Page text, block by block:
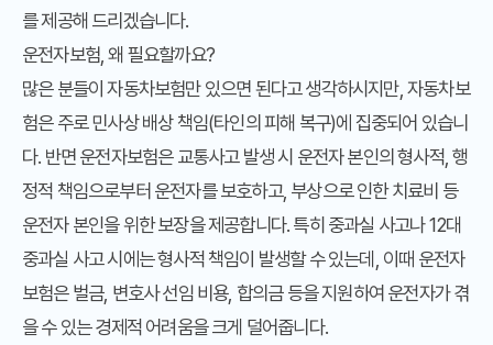
를 제공해 드리겠습니다.
운전자보험, 왜 필요할까요?
많은 분들이 자동차보험만 있으면 된다고 생각하시지만, 자동차보
험은 주로 민사상 배상 책임(타인의 피해 복구)에 집중되어 있습니
다. 반면 운전자보험은 교통사고 발생 시 운전자 본인의 형사적, 행
정적 책임으로부터 운전자를 보호하고, 부상으로 인한 치료비 등
운전자 본인을 위한 보장을 제공합니다. 특히 중과실 사고나 12대
중과실 사고 시에는 형사적 책임이 발생할 수 있는데, 이때 운전자
보험은 벌금, 변호사 선임 비용, 합의금 등을 지원하여 운전자가 겪
을 수 있는 경제적 어려움을 크게 덜어줍니다.